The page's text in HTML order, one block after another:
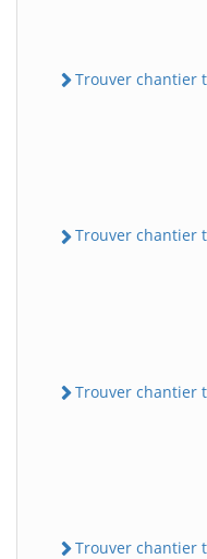
Trouver chantier
Trouver chantier
Trouver chantier
Trouver chantier